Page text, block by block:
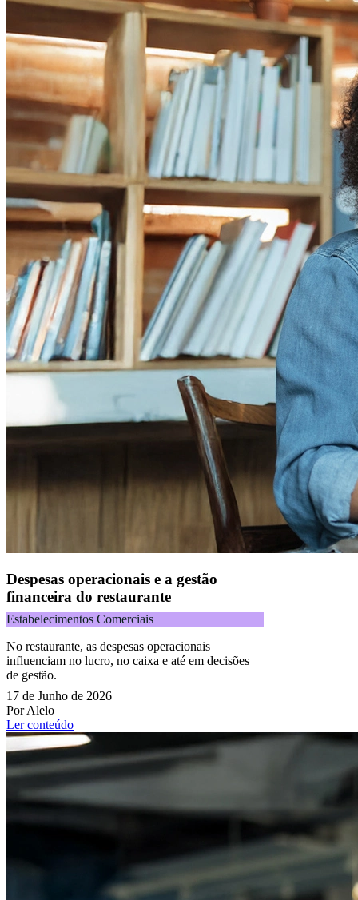
Despesas operacionais e a gestão
financeira do restaurante
Estabelecimentos Comerciais
No restaurante, as despesas operacionais
influenciam no lucro, no caixa e até em decisões
de gestão.
17 de Junho de 2026
Por Alelo
Ler conteúdo